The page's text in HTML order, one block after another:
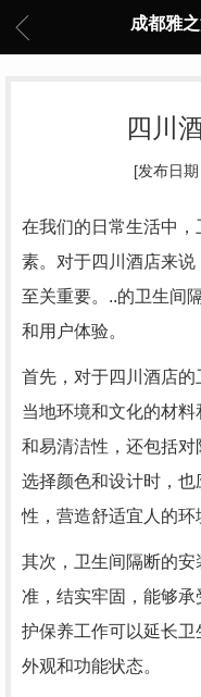
成都雅
四川
[发布日
在我们的日常生活中
素。对于四川酒店来
至关重要。..的卫生间
和用户体验。
首先，对于四川酒店
当地环境和文化的材
和易清洁性，还包括
选择颜色和设计时，
性，营造舒适宜人的环
其次，卫生间隔断的
准，结实牢固，能够
护保养工作可以延长
外观和功能状态。